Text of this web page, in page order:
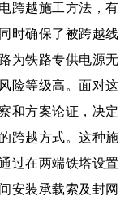
越施工方法，有
时确保了被跨越线
为铁路专供电源无
险等级高。面对这
和方案论证，决定
跨越方式。这种施
过在两端铁塔设置
安装承载索及封网